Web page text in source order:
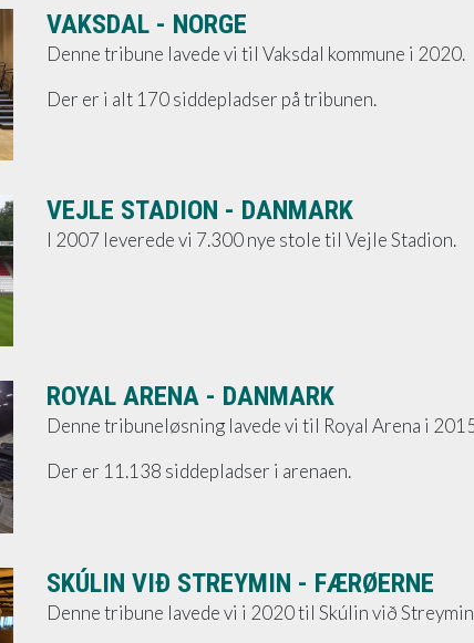
VAKSDAL - NORGE
Denne tribune lavede vi til Vaksdal kommune i 2020.
Der er i alt 170 siddepladser på tribunen.
VEJLE STADION - DANMARK
I 2007 leverede vi 7.300 nye stole til Vejle Stadion.
ROYAL ARENA - DANMARK
Denne tribuneløsning lavede vi til Royal Arena i
Der er 11.138 siddepladser i arenaen.
SKÚLIN VIÐ STREYMIN - FÆRØERNE
Denne tribune lavede vi i 2020 til Skúlin við